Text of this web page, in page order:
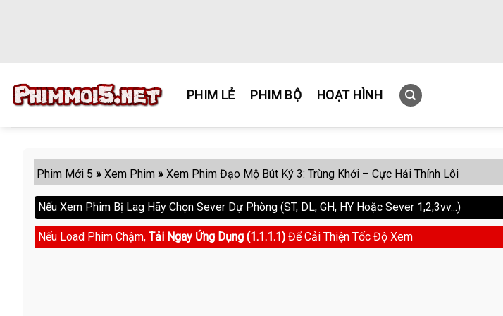
PHIM LẺ PHIM BỘ HOẠT HÌNH
Phim Mới 5 » Xem Phim » Xem Phim Đạo Mộ Bút Ký 3: Trùng Khởi – Cực Hải Thính Lôi
Nếu Xem Phim Bị Lag Hãy Chọn Sever Dự Phòng (ST, DL, GH, HY Hoặc Sever 1,2,3vv...)
Nếu Load Phim Chậm, Tải Ngay Ứng Dụng (1.1.1.1) Để Cải Thiện Tốc Độ Xem